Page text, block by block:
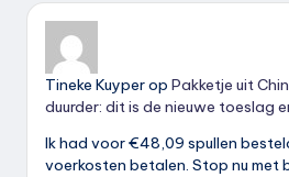
Tineke Kuyperop Pakketje uit
duurder: dit is de nieuwe toeslag
Ik had voor €48,09 spullen
voerkosten betalen. Stop nu met